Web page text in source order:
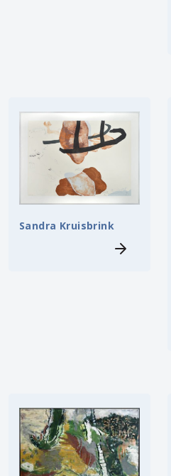
Sandra Kruisbrink